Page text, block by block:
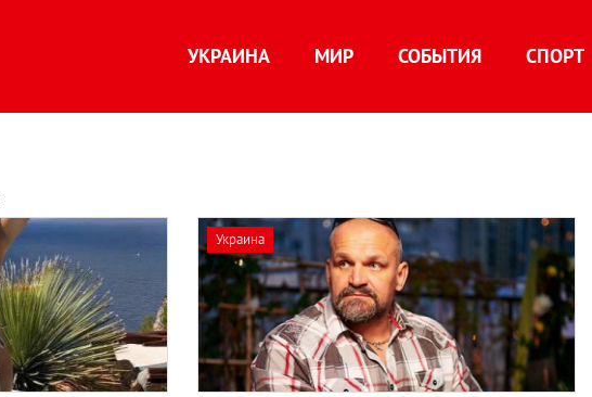
УКРАИНА МИР СОБЫТИЯ СПОРТ
Украина